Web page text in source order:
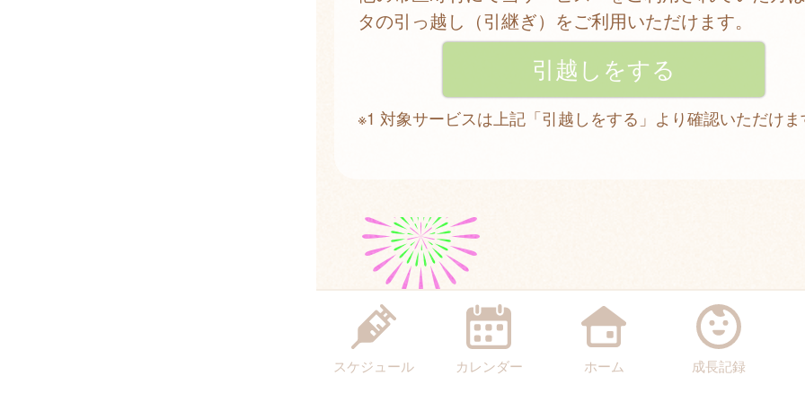
タの引っ越し（引継ぎ）をご利用いただけます。
※1 対象サービスは上記「引越しをする」より確認いただけま
スケジュール カレンダー ホーム 成長記録